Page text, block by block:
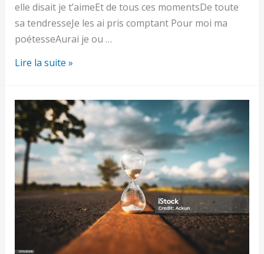
elle disait je t’aimeEt de tous ces momentsDe toute
sa tendresseJe les ai pris comptant Pour moi ma
poétesseAurai je ou …
Il
fois
Lire la suite »